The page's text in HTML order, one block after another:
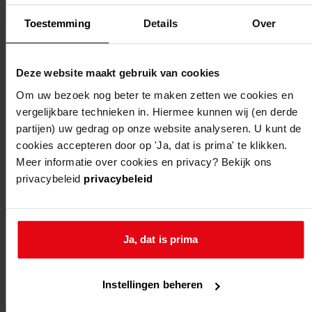
Toestemming Details Over
Deze website maakt gebruik van cookies
Om uw bezoek nog beter te maken zetten we cookies en
vergelijkbare technieken in. Hiermee kunnen wij (en derde
partijen) uw gedrag op onze website analyseren. U kunt de
cookies accepteren door op 'Ja, dat is prima' te klikken.
Meer informatie over cookies en privacy? Bekijk ons
privacybeleid privacybeleid
Ja, dat is prima
Instellingen beheren
venhuizen,
18
venhuizen,
de witte valk
20
venhuizen,
venhuizen,
de zwarte